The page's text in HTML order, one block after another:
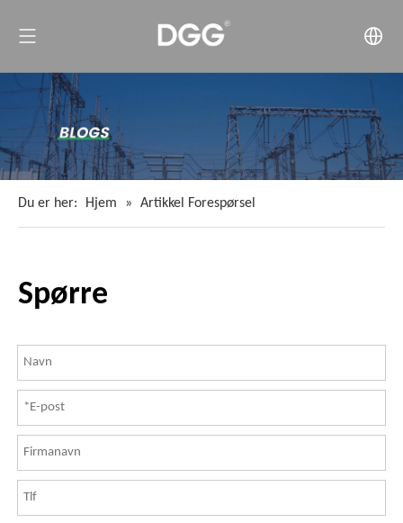
Du er her: Hjem » Artikkel Forespørsel
Spørre